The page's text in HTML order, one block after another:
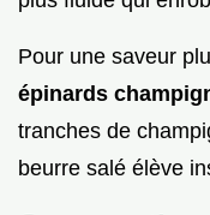
Pour une saveur
épinards
tranches de
beurre salé élève